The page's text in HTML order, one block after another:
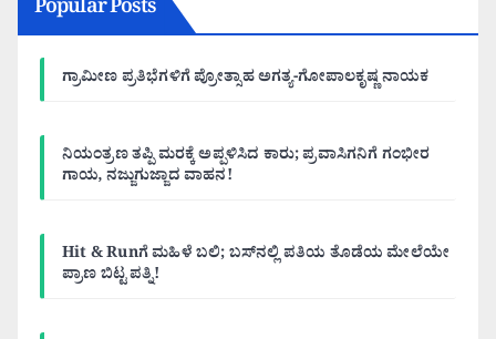
Popular Posts
ಗ್ರಾಮೀಣ ಪ್ರತಿಭೆಗಳಿಗೆ ಪ್ರೋತ್ಸಾಹ ಅಗತ್ಯ-ಗೋಪಾಲಕೃಷ್ಣ ನಾಯಕ
ನಿಯಂತ್ರಣ ತಪ್ಪಿ ಮರಕ್ಕೆ ಅಪ್ಪಳಿಸಿದ ಕಾರು; ಪ್ರವಾಸಿಗನಿಗೆ ಗಂಭೀರ
ಗಾಯ, ನಜ್ಜುಗುಜ್ಜಾದ ವಾಹನ!
Hit & Runಗೆ ಮಹಿಳೆ ಬಲಿ; ಬಸ್‌ನಲ್ಲಿ ಪತಿಯ ತೊಡೆಯ ಮೇಲೆಯೇ
ಪ್ರಾಣ ಬಿಟ್ಟ ಪತ್ನಿ!